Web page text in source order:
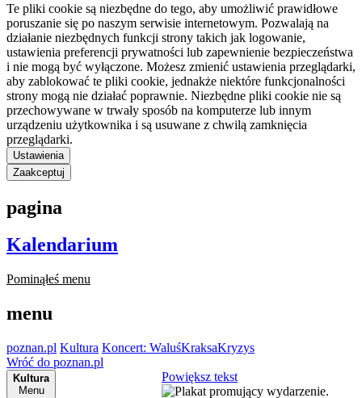
Te pliki cookie są niezbędne do tego, aby umożliwić prawidłowe
poruszanie się po naszym serwisie internetowym. Pozwalają na
działanie niezbędnych funkcji strony takich jak logowanie,
ustawienia preferencji prywatności lub zapewnienie bezpieczeństwa
i nie mogą być wyłączone. Możesz zmienić ustawienia przeglądarki,
aby zablokować te pliki cookie, jednakże niektóre funkcjonalności
strony mogą nie działać poprawnie. Niezbędne pliki cookie nie są
przechowywane w trwały sposób na komputerze lub innym
urządzeniu użytkownika i są usuwane z chwilą zamknięcia
przeglądarki.
Ustawienia
Zaakceptuj
pagina
Kalendarium
Pominąłeś menu
menu
poznan.pl Kultura Koncert: WaluśKraksaKryzys
Wróć do poznan.pl
Kultura
Menu
Powiększ tekst